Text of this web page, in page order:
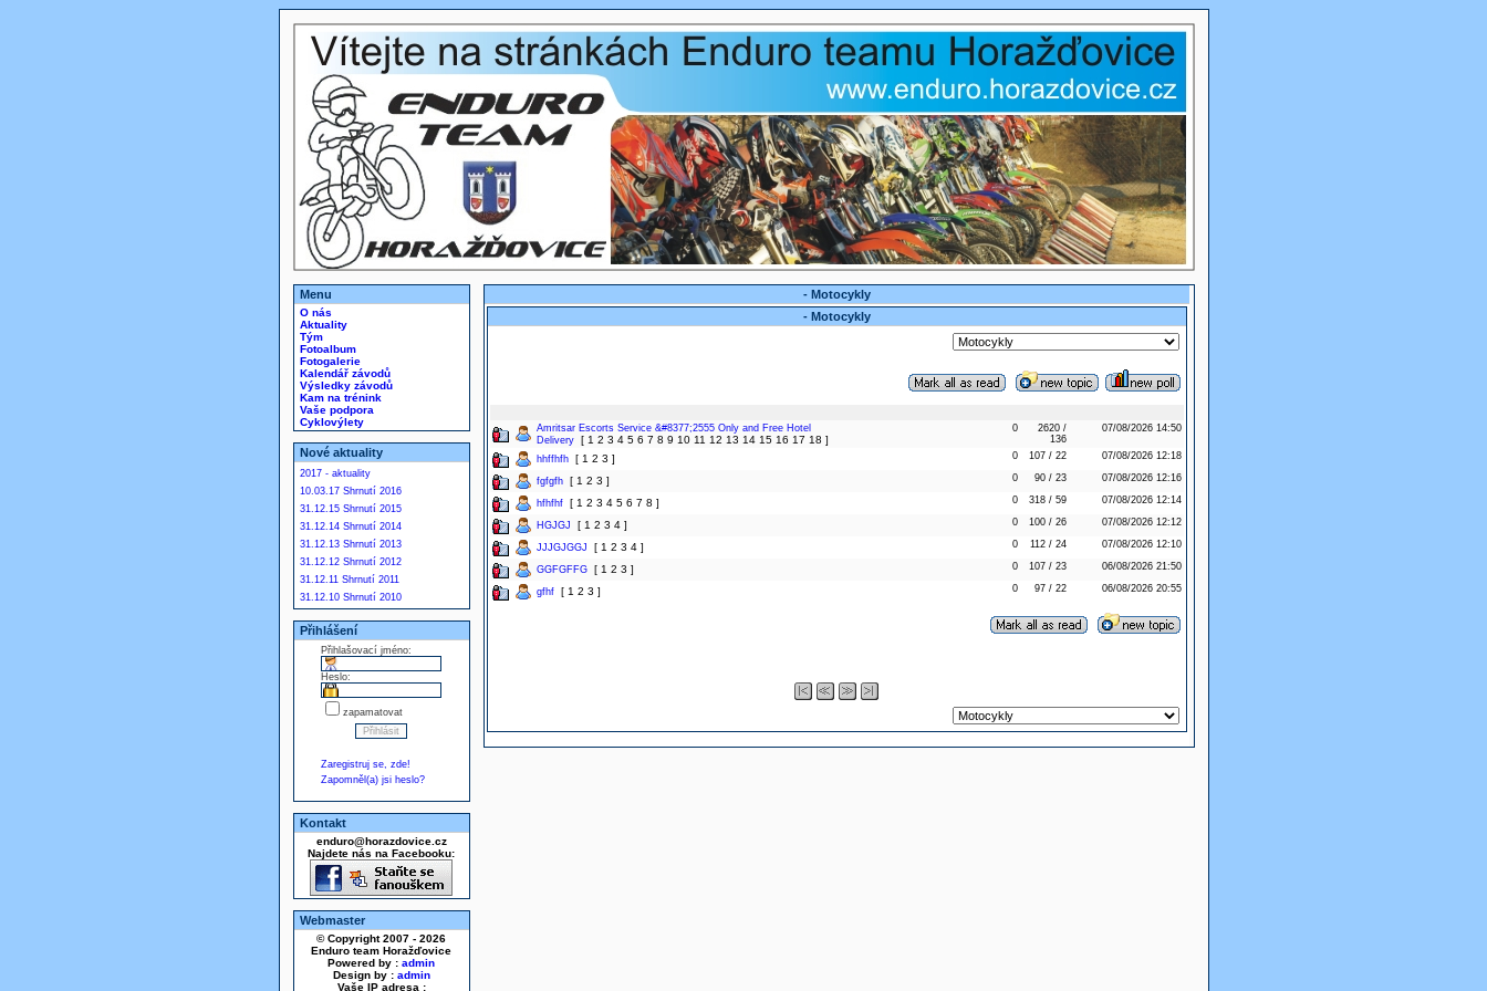
Menu
O nás
Aktuality
Tým
Fotoalbum
Fotogalerie
Kalendář závodů
Výsledky závodů
Kam na trénink
Vaše podpora
Cyklovýlety
Nové aktuality
2017 - aktuality
10.03.17 Shrnutí 2016
31.12.15 Shrnutí 2015
31.12.14 Shrnutí 2014
31.12.13 Shrnutí 2013
31.12.12 Shrnutí 2012
31.12.11 Shrnutí 2011
31.12.10 Shrnutí 2010
Přihlášení
Přihlašovací jméno:
Heslo:
zapamatovat
Zaregistruj se, zde!
Zapomněl(a) jsi heslo?
Kontakt
enduro@horazdovice.cz
Najdete nás na Facebooku:
Webmaster
© Copyright 2007 - 2026
Enduro team Horažďovice
Powered by : admin
Design by : admin
Vaše IP adresa :
- Motocykly
- Motocykly
Amritsar Escorts Service &#8377;2555 Only and Free Hotel
Delivery
[ 1 2 3 4 5 6 7 8 9 10 11 12 13 14 15 16 17 18 ]
0
2620 /
136
07/08/2026 14:50
hhffhfh [ 1 2 3 ] 0 107 / 22 07/08/2026 12:18
fgfgfh [ 1 2 3 ] 0 90 / 23 07/08/2026 12:16
hfhfhf [ 1 2 3 4 5 6 7 8 ] 0 318 / 59 07/08/2026 12:14
HGJGJ [ 1 2 3 4] 0 100 / 26 07/08/2026 12:12
JJJGJGGJ [ 1 2 3 4] 0 112 / 24 07/08/2026 12:10
GGFGFFG [ 1 2 3 ] 0 107 / 23 06/08/2026 21:50
gfhf [ 1 2 3 ] 0 97 / 22 06/08/2026 20:55